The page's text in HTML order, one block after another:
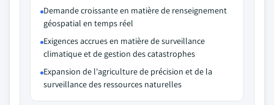
Demande croissante en matière de renseignement
géospatial en temps réel
Exigences accrues en matière de surveillance
climatique et de gestion des catastrophes
Expansion de l'agriculture de précision et de la
surveillance des ressources naturelles